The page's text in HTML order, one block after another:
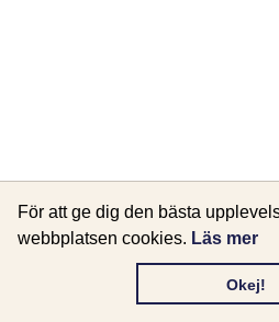
För att ge dig den bästa
webbplatsen cookies. Läs mer
Okej!